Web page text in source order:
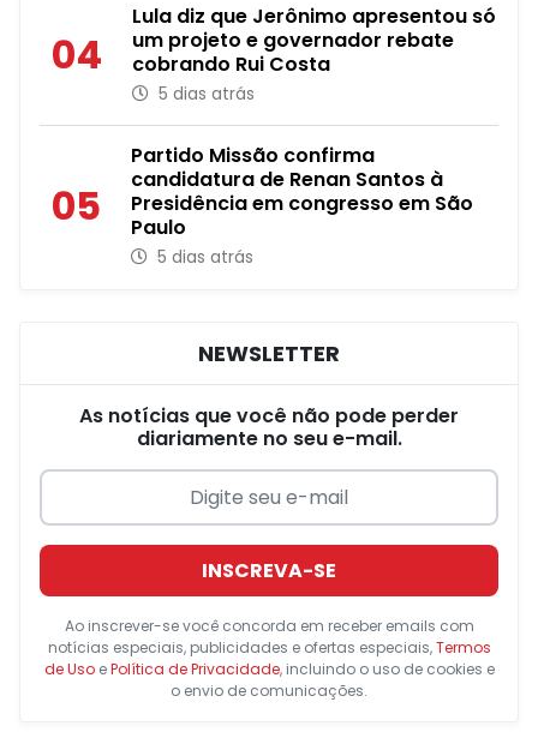
04
Lula diz que Jerônimo apresentou só
um projeto e governador rebate
cobrando Rui Costa
5 dias atrás
05
Partido Missão confirma
candidatura de Renan Santos à
Presidência em congresso em São
Paulo
5 dias atrás
NEWSLETTER
As notícias que você não pode perder
diariamente no seu e-mail.
INSCREVA-SE
Ao inscrever-se você concorda em receber emails com
notícias especiais, publicidades e ofertas especiais,Termos
de UsoePolítica de Privacidade, incluindo o uso de cookies e
o envio de comunicações.